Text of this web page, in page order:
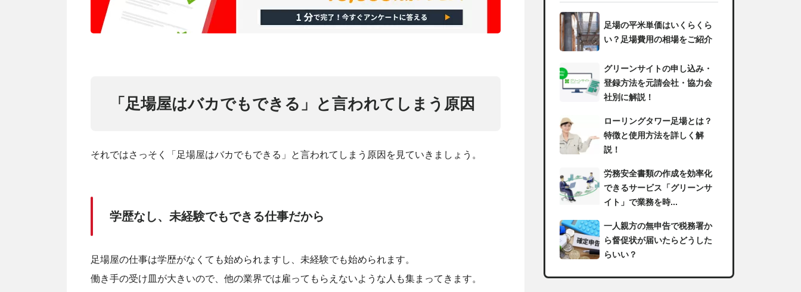
「足場屋はバカでもできる」と言われてしまう原因
それではさっそく「足場屋はバカでもできる」と言われてしまう原因を見ていきましょう。
学歴なし、未経験でもできる仕事だから
足場屋の仕事は学歴がなくても始められますし、未経験でも始められます。
働き手の受け皿が大きいので、他の業界では雇ってもらえないような人も集まってきます。
足場の平米単価はいくらくら
い？足場費用の相場をご紹介
グリーンサイトの申し込み・
登録方法を元請会社・協力会
社別に解説！
ローリングタワー足場とは？
特徴と使用方法を詳しく解
説！
労務安全書類の作成を効率化
できるサービス「グリーンサ
イト」で業務を時...
一人親方の無申告で税務署か
ら督促状が届いたらどうした
らいい？
足場の組み立てに資格は必